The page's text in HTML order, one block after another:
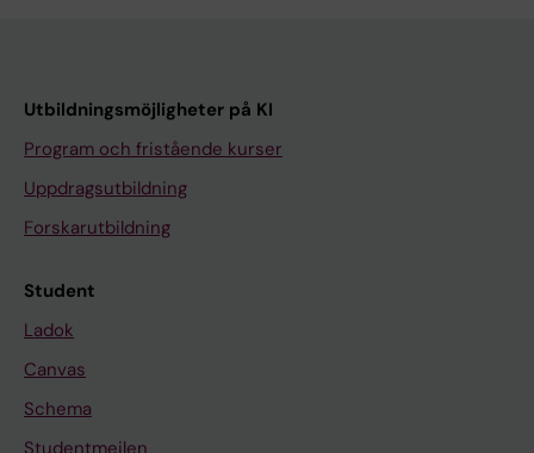
Utbildningsmöjligheter på KI
Program och fristående kurser
Uppdragsutbildning
Forskarutbildning
Student
Ladok
Canvas
Schema